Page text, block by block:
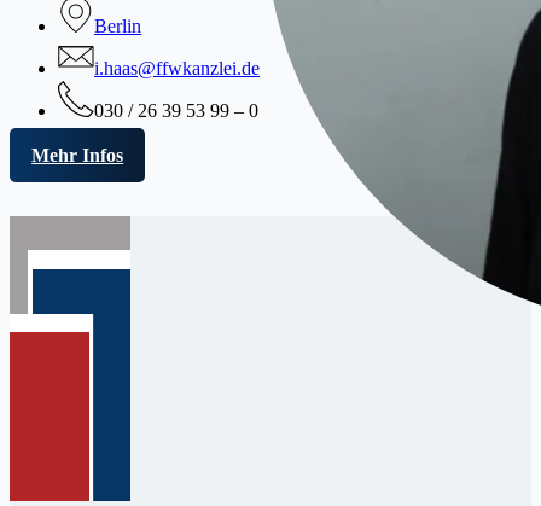
Berlin
i.haas@ffwkanzlei.de
030 / 26 39 53 99 – 0
Mehr Infos